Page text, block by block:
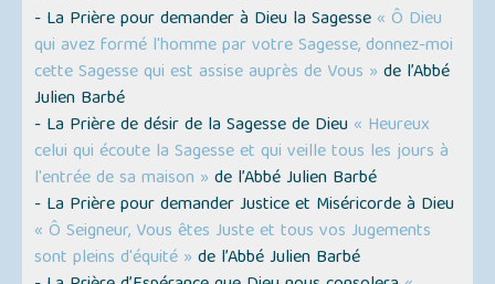
- La Prière pour demander à Dieu la Sagesse « Ô Dieu
qui avez formé l'homme par votre Sagesse, donnez-moi
cette Sagesse qui est assise auprès de Vous » de l’Abbé
Julien Barbé
- La Prière de désir de la Sagesse de Dieu « Heureux
celui qui écoute la Sagesse et qui veille tous les jours à
l'entrée de sa maison » de l’Abbé Julien Barbé
- La Prière pour demander Justice et Miséricorde à Dieu
« Ô Seigneur, Vous êtes Juste et tous vos Jugements
sont pleins d'équité » de l’Abbé Julien Barbé